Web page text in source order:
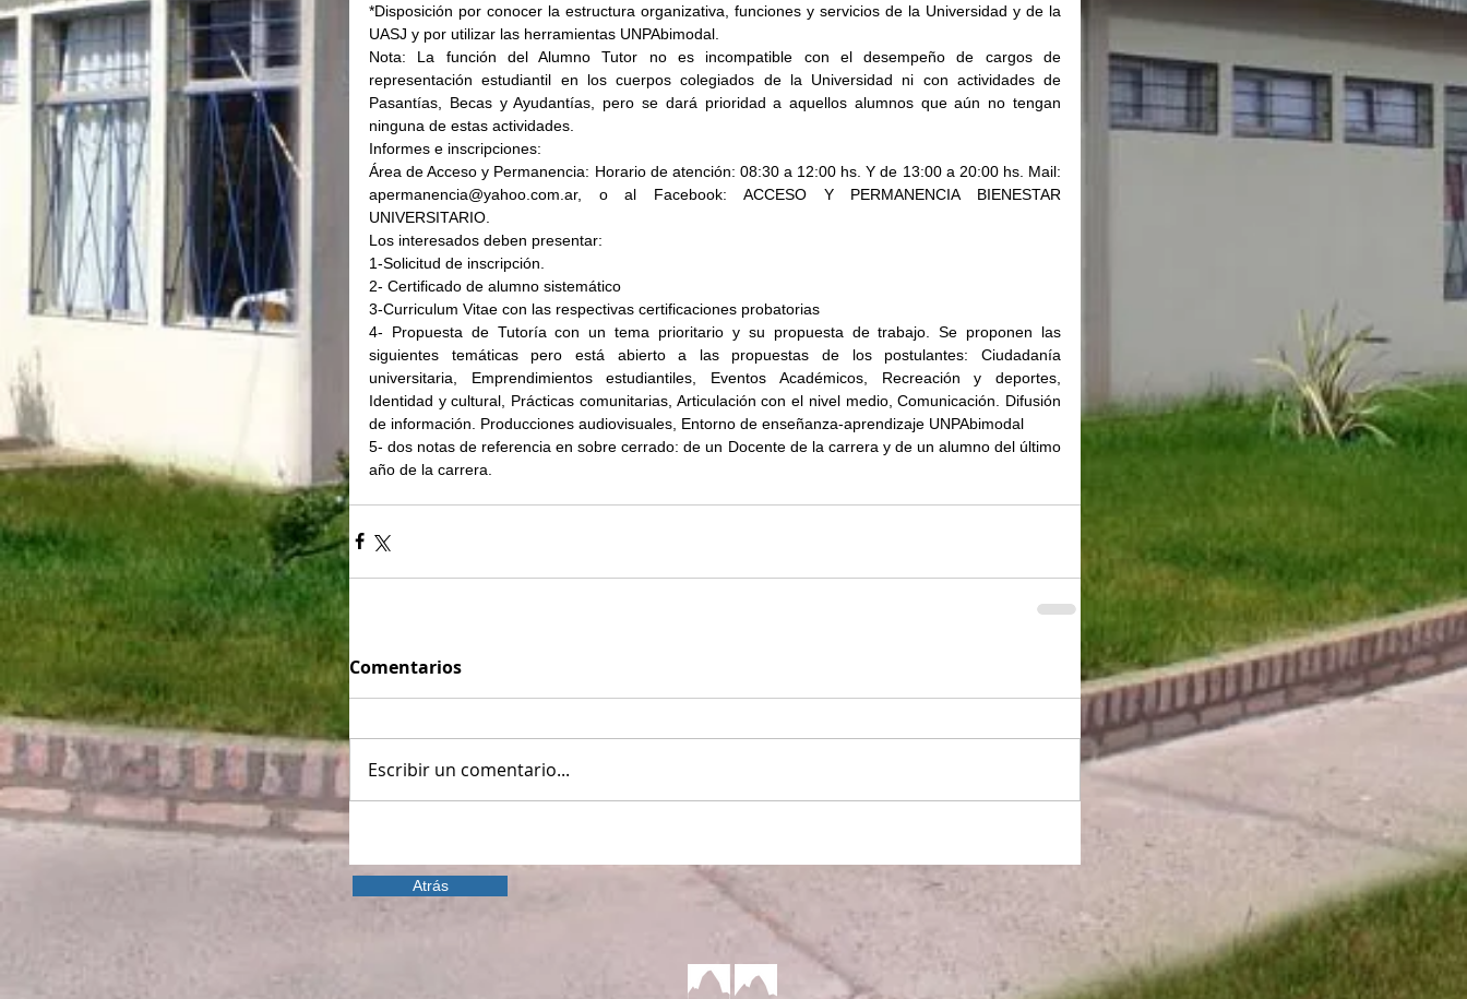
*Disposición por conocer la estructura organizativa, funciones y servicios de la Universidad y de la
UASJ y por utilizar las herramientas UNPAbimodal.
Nota: La función del Alumno Tutor no es incompatible con el desempeño de cargos de
representación estudiantil en los cuerpos colegiados de la Universidad ni con actividades de
Pasantías, Becas y Ayudantías, pero se dará prioridad a aquellos alumnos que aún no tengan
ninguna de estas actividades.
Informes e inscripciones:
Área de Acceso y Permanencia: Horario de atención: 08:30 a 12:00 hs. Y de 13:00 a 20:00 hs. Mail:
apermanencia@yahoo.com.ar, o al Facebook: ACCESO Y PERMANENCIA BIENESTAR
UNIVERSITARIO.
Los interesados deben presentar:
1-Solicitud de inscripción.
2- Certificado de alumno sistemático
3-Curriculum Vitae con las respectivas certificaciones probatorias
4- Propuesta de Tutoría con un tema prioritario y su propuesta de trabajo. Se proponen las
siguientes temáticas pero está abierto a las propuestas de los postulantes: Ciudadanía
universitaria, Emprendimientos estudiantiles, Eventos Académicos, Recreación y deportes,
Identidad y cultural, Prácticas comunitarias, Articulación con el nivel medio, Comunicación. Difusión
de información. Producciones audiovisuales, Entorno de enseñanza-aprendizaje UNPAbimodal
5- dos notas de referencia en sobre cerrado: de un Docente de la carrera y de un alumno del último
año de la carrera.
Comentarios
Escribir un comentario...
Atrás